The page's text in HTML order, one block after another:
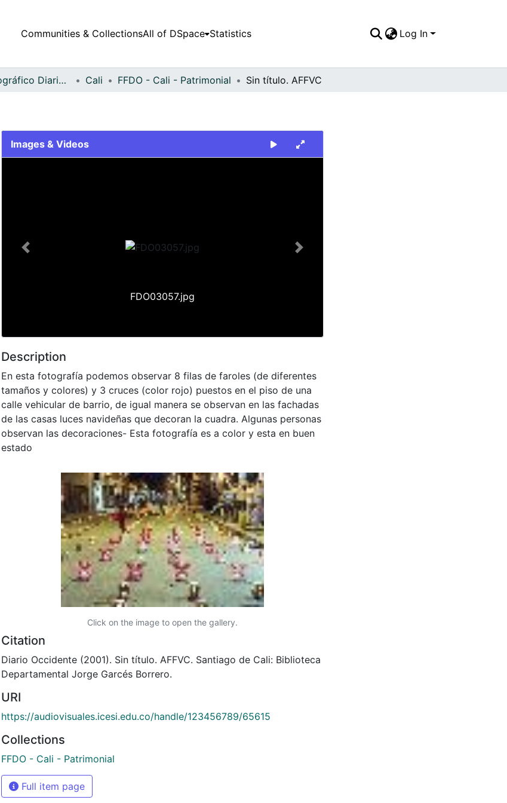
Communities & CollectionsAll of DSpace Statistics Log In
Fondo Fotográfico Diario Occidente Cali FFDO - Cali - Patrimonial Sin título. AFFVC
Images & Videos
FDO03057.jpg
Previous Next
Description
En esta fotografía podemos observar 8 filas de faroles (de diferentes
tamaños y colores) y 3 cruces (color rojo) puestos en el piso de una
calle vehicular de barrio, de igual manera se observan en las fachadas
de las casas luces navideñas que decoran la cuadra. Algunas personas
observan las decoraciones- Esta fotografía es a color y esta en buen
estado
Click on the image to open the gallery.
Citation
Diario Occidente (2001). Sin título. AFFVC. Santiago de Cali: Biblioteca
Departamental Jorge Garcés Borrero.
URI
https://audiovisuales.icesi.edu.co/handle/123456789/65615
Collections
FFDO - Cali - Patrimonial
Full item page